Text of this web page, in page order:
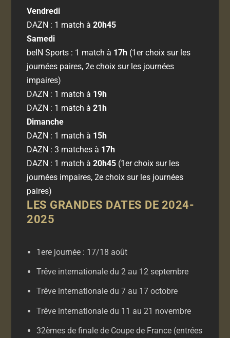
Vendredi
DAZN : 1 match à20h45
Samedi
beIN Sports : 1 match à 17h (1er choix sur les
journées paires, 2e choix sur les journées
impaires)
DAZN : 1 match à 19h
DAZN : 1 match à21h
Dimanche
DAZN : 1 match à 15h
DAZN : 3 matches à 17h
DAZN : 1 match à20h45 (1er choix sur les
journées impaires, 2e choix sur les journées
paires)
LES GRANDES DATES DE 2024-
2025
1ere journée : 17/18 août
Trêve internationale du 2 au 12 septembre
Trêve internationale du 7 au 17 octobre
Trêve internationale du 11 au 21 novembre
32èmes de finale de Coupe de France (entrées